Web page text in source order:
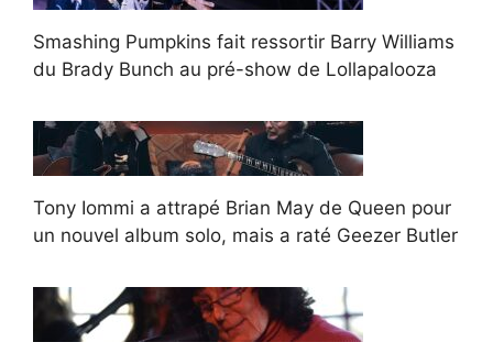
Smashing Pumpkins fait ressortir Barry Williams
du Brady Bunch au pré-show de Lollapalooza
Tony Iommi a attrapé Brian May de Queen pour
un nouvel album solo, mais a raté Geezer Butler